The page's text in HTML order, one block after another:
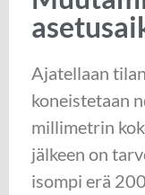
Ajatellaan
koneistetaan
millimetrin
jälkeen on
isompi erä